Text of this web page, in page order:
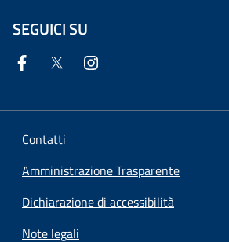
SEGUICI SU
Contatti
Amministrazione Trasparente
Dichiarazione di accessibilità
Note legali